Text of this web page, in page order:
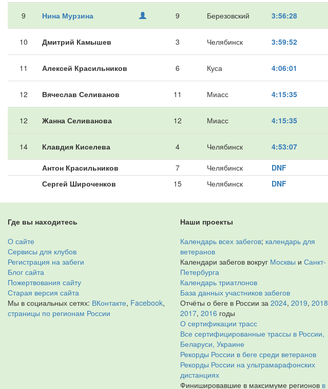
9 Нина Мурзина 9 Березовский 3:56:28
10 Дмитрий Камышев 3 Челябинск 3:59:52
11 Алексей Красильников 6 Куса 4:06:01
12 Вячеслав Селиванов 11 Миасс 4:15:35
12 Жанна Селиванова 12 Миасс 4:15:35
14 Клавдия Киселева 4 Челябинск 4:53:07
Антон Красильников 7 Челябинск DNF
Сергей Широченков
15 Челябинск DNF
Где вы находитесь
О сайте
Сервисы для клубов
Регистрация на забеги
Блог сайта
Пожертвования сайту
Старая версия сайта
Мы в социальных сетях: ВКонтакте, Facebook,
страницы по регионам России
Наши проекты
Календарь всех забегов; календарь для
ветеранов
Календари забегов вокруг Москвы и Санкт-
Петербурга
Календарь триатлонов
База данных участников забегов
Отчёты о беге в России за 2024, 2019, 2018
2017, 2016 годы
О сертификации трасс
Все сертифицированные трассы в России,
Беларуси, Украине
Рекорды России в беге среди ветеранов
Рекорды России на ультрамарафонских
дистанциях
Финишировавшие в максимуме регионов в